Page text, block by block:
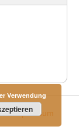
Impressum
Verwendung